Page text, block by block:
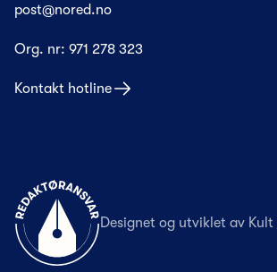
post@nored.no
Org. nr: 971 278 323
Kontakt hotline
Til forsiden
Designet og utviklet av